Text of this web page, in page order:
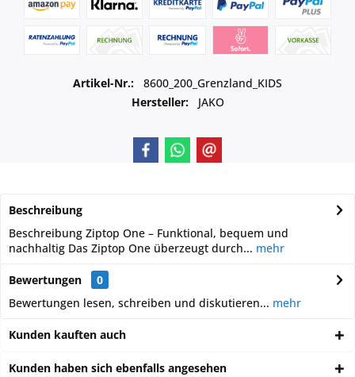
Artikel-Nr.:
8600_200_Grenzland_KIDS
Hersteller:
JAKO
Beschreibung
Beschreibung Ziptop One – Funktional, bequem und
nachhaltig Das Ziptop One überzeugt durch... mehr
Bewertungen
0
Bewertungen lesen, schreiben und diskutieren... mehr
Kunden kauften auch
Kunden haben sich ebenfalls angesehen